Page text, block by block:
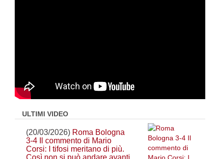
ULTIMI VIDEO
(20/03/2026) Roma Bologna
3-4 Il commento di Mario
Corsi: I tifosi meritano di più.
Così non si può andare avanti